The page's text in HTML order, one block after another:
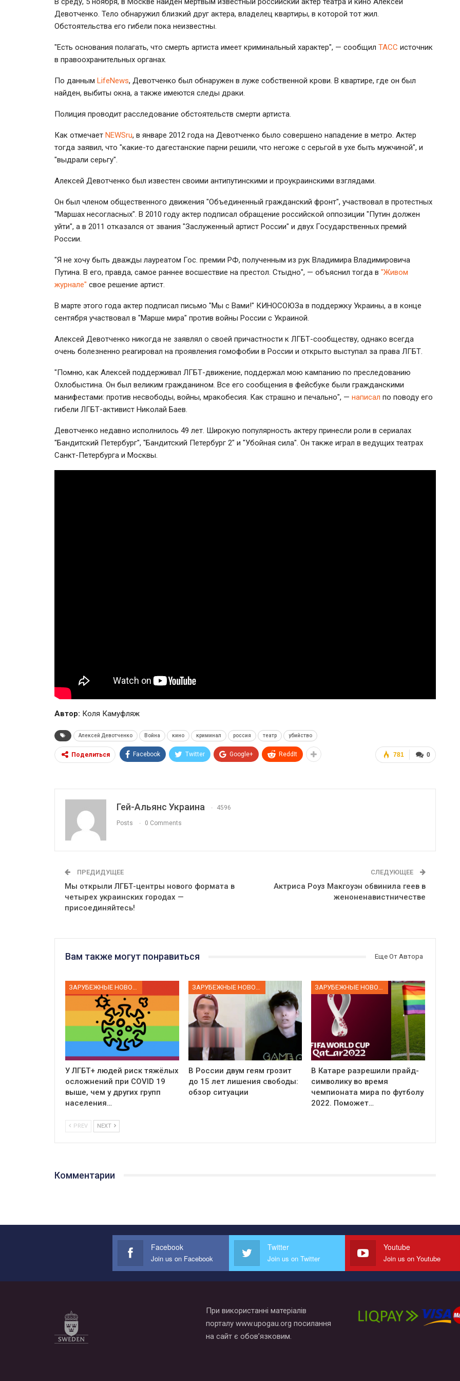
Девотченко. Тело обнаружил близкий друг актера, владелец квартиры, в которой тот жил.
Обстоятельства его гибели пока неизвестны.
"Есть основания полагать, что смерть артиста имеет криминальный характер", — сообщил ТАСС источник
в правоохранительных органах.
По данным LifеNews, Девотченко был обнаружен в луже собственной крови. В квартире, где он был
найден, выбиты окна, а также имеются следы драки.
Полиция проводит расследование обстоятельств смерти артиста.
Как отмечает NEWSru, в январе 2012 года на Девотченко было совершено нападение в метро. Актер
тогда заявил, что "какие-то дагестанские парни решили, что негоже с серьгой в ухе быть мужчиной", и
"выдрали серьгу".
Алексей Девотченко был известен своими антипутинскими и проукраинскими взглядами.
Он был членом общественного движения "Объединенный гражданский фронт", участвовал в протестных
"Маршах несогласных". В 2010 году актер подписал обращение российской оппозиции "Путин должен
уйти", а в 2011 отказался от звания "Заслуженный артист России" и двух Государственных премий
России.
"Я не хочу быть дважды лауреатом Гос. премии РФ, полученным из рук Владимира Владимировича
Путина. В его, правда, самое раннее восшествие на престол. Стыдно", — объяснил тогда в "Живом
журнале" свое решение артист.
В марте этого года актер подписал письмо "Мы с Вами!" КИНОСОЮЗа в поддержку Украины, а в конце
сентября участвовал в "Марше мира" против войны России с Украиной.
Алексей Девотченко никогда не заявлял о своей причастности к ЛГБТ-сообществу, однако всегда
очень болезненно реагировал на проявления гомофобии в России и открыто выступал за права ЛГБТ.
"Помню, как Алексей поддерживал ЛГБТ-движение, поддержал мою кампанию по преследованию
Охлобыстина. Он был великим гражданином. Все его сообщения в фейсбуке были гражданскими
манифестами: против несвободы, войны, мракобесия. Как страшно и печально", — написал по поводу его
гибели ЛГБТ-активист Николай Баев.
Девотченко недавно исполнилось 49 лет. Широкую популярность актеру принесли роли в сериалах
"Бандитский Петербург", "Бандитский Петербург 2" и "Убойная сила". Он также играл в ведущих театрах
Санкт-Петербурга и Москвы.
Автор: Коля Камуфляж
Алексей Девотченко Война кино криминал россия театр убийство
0
781
Поделиться Facebook Twitter Google+ ReddIt
Гей-Альянс Украина 4596
Posts 0 Comments
ПРЕДИДУЩЕЕ
Мы открыли ЛГБТ-центры нового формата в
четырех украинских городах —
присоединяйтесь!
СЛЕДУЮЩЕЕ
Актриса Роуз Макгоуэн обвинила геев в
женоненавистничестве
Вам также могут понравиться Еще От Автора
У ЛГБТ+ людей риск тяжёлых
осложнений при COVID 19
выше, чем у других групп
населения…
В России двум геям грозит
до 15 лет лишения свободы:
обзор ситуации
В Катаре разрешили прайд-
символику во время
чемпионата мира по футболу
2022. Поможет…
PREV NEXT
Комментарии
Facebook
Join us on Facebook
Twitter
Join us on Twitter
Youtube
Join us on Youtube
При використанні матеріалів
порталу www.upogau.org посилання
на сайт є обов’язковим.